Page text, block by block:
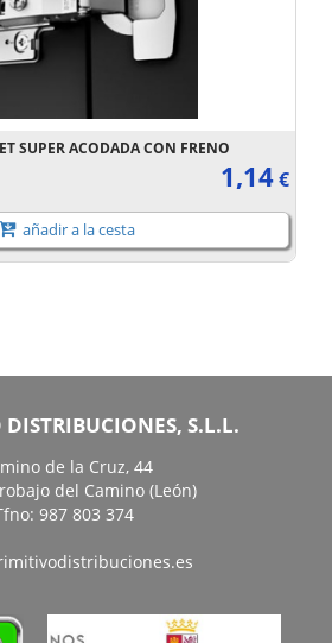
SUPER ACODADA CON FRENO
1,14€
añadir a la cesta
S.L.L.
de la Cruz, 44
del Camino (León)
987 803 374